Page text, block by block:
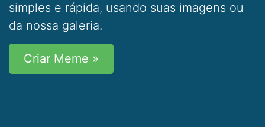
simples e rápida, usando suas imagens ou
da nossa galeria.
Criar Meme »